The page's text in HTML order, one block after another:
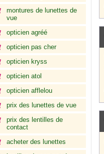
montures de lunettes de
vue
opticien agréé
opticien pas cher
opticien kryss
opticien atol
opticien afflelou
prix des lunettes de vue
prix des lentilles de
contact
acheter des lunettes